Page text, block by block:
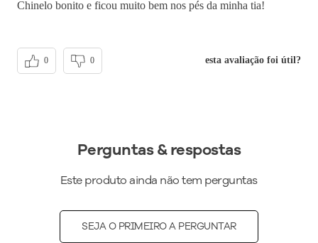
Chinelo bonito e ficou muito bem nos pés da minha tia!
esta avaliação foi útil?
0 0
Perguntas & respostas
Este produto ainda não tem perguntas
SEJA O PRIMEIRO A PERGUNTAR